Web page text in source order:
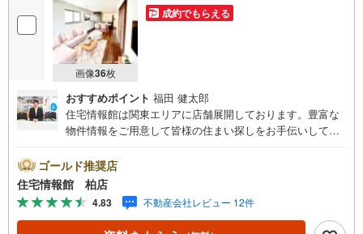
画像36枚
成約でもらえる
おすすめポイント 福田 健太郎
住宅情報館は関東エリアに店舗展開しております。豊富な
物件情報をご用意して皆様の住まい探しをお手伝いしてお
さい。【営業時間 10:00～19:00 火曜・水曜（祝日の場
合は営業いたします）】「資料請求」「内覧」のお問い合
わせは上記時間内ですとスムーズにご対応が可能です。ス
タッフ一同お客様のお問合せをお待ちしております。【住
宅ローン相談会】開催中無理のない住宅ローンの試算やご
ゴールド推奨店
住宅情報館 柏店
4.83 不動産会社レビュー 12件